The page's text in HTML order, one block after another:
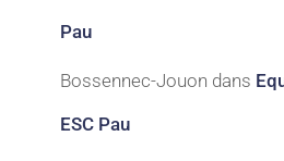
Pau
Bossennec-Jouon dans
ESC Pau